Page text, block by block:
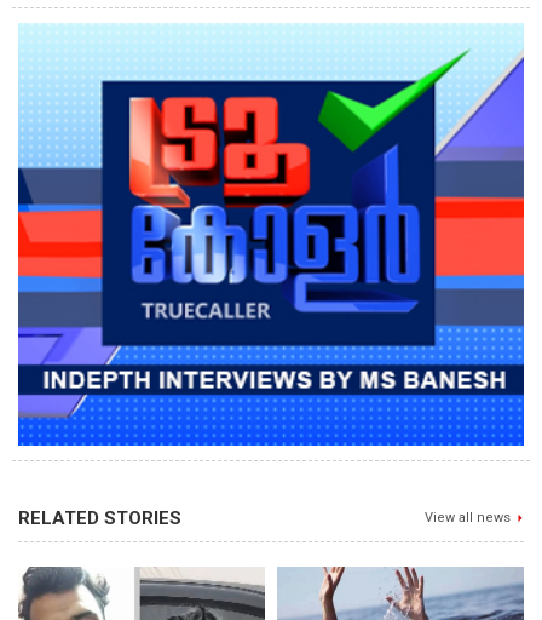
RELATED STORIES View all news